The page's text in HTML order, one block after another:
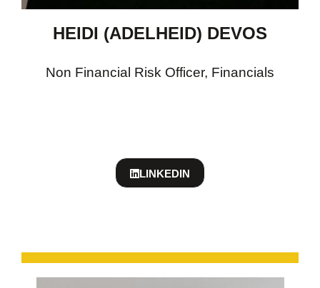
HEIDI (ADELHEID) DEVOS
Non Financial Risk Officer, Financials
LINKEDIN